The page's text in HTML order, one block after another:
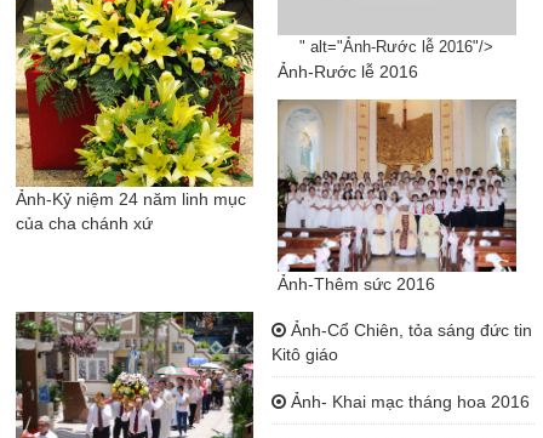
Ảnh-Kỷ niệm 24 năm linh mục
của cha chánh xứ
" alt="Ảnh-Rước lễ 2016"/>
Ảnh-Rước lễ 2016
Ảnh-Thêm sức 2016
Ảnh-Cổ Chiên, tỏa sáng đức tin
Kitô giáo
Ảnh- Khai mạc tháng hoa 2016